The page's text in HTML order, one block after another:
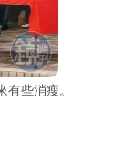
些消瘦。